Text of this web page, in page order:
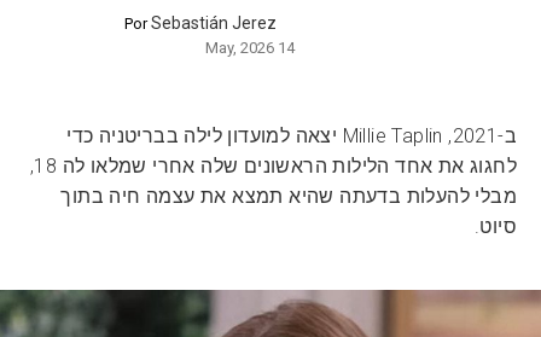
PorSebastián Jerez
14 May, 2026
ב-2021, Millie Taplin יצאה למועדון לילה בבריטניה כדי
לחגוג את אחד הלילות הראשונים שלה אחרי שמלאו לה 18,
מבלי להעלות בדעתה שהיא תמצא את עצמה חיה בתוך
סיוט.